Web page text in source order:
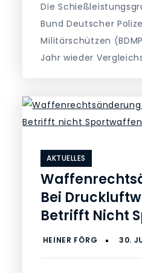
Die
Bund Deutscher
Militärschützen
Jahr wieder
AKTUELLES
Bei
Betrifft Nicht